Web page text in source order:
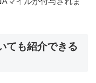
ても紹介できる